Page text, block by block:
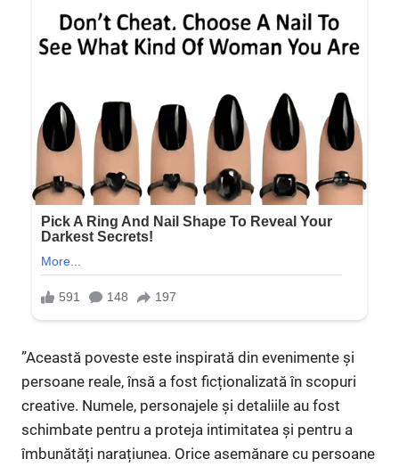
”Această poveste este inspirată din evenimente și
persoane reale, însă a fost ficționalizată în scopuri
creative. Numele, personajele și detaliile au fost
schimbate pentru a proteja intimitatea și pentru a
îmbunătăți narațiunea. Orice asemănare cu persoane